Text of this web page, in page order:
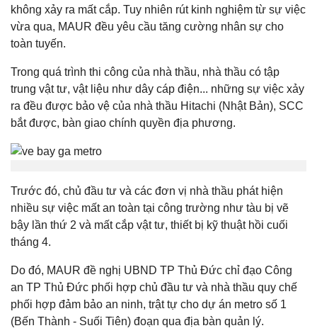
không xảy ra mất cắp. Tuy nhiên rút kinh nghiệm từ sự việc
vừa qua, MAUR đều yêu cầu tăng cường nhân sự cho
toàn tuyến.
Trong quá trình thi công của nhà thầu, nhà thầu có tập
trung vật tư, vật liệu như dây cáp điện... những sự việc xảy
ra đều được bảo vệ của nhà thầu Hitachi (Nhật Bản), SCC
bắt được, bàn giao chính quyền địa phương.
Trước đó, chủ đầu tư và các đơn vị nhà thầu phát hiện
nhiều sự việc mất an toàn tại công trường như tàu bị vẽ
bậy lần thứ 2 và mất cắp vật tư, thiết bị kỹ thuật hồi cuối
tháng 4.
Do đó, MAUR đề nghị UBND TP Thủ Đức chỉ đạo Công
an TP Thủ Đức phối hợp chủ đầu tư và nhà thầu quy chế
phối hợp đảm bảo an ninh, trật tự cho dự án metro số 1
(Bến Thành - Suối Tiên) đoạn qua địa bàn quản lý.